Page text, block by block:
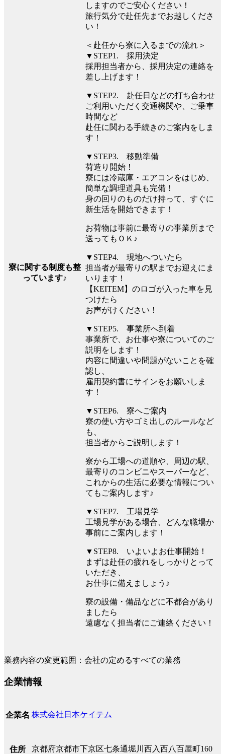
寮に関する制度も整
っています♪
しますのでご安心ください！
旅行気分で赴任先までお越しくださ
い！
＜赴任から寮に入るまでの流れ＞
▼STEP1. 採用決定
採用担当者から、採用決定の連絡を
差し上げます！
▼STEP2. 赴任日などの打ち合わせ
ご利用いただく交通機関や、ご乗車
時間など
赴任に関わる手続きのご案内をしま
す！
▼STEP3. 移動準備
荷造り開始！
寮には冷蔵庫・エアコンをはじめ、
簡単な調理道具も完備！
身の回りのものだけ持って、すぐに
新生活を開始できます！
お荷物は事前に最寄りの事業所まで
送ってもＯＫ♪
▼STEP4. 現地へついたら
担当者が最寄りの駅までお迎えにま
いります！
【KEITEM】のロゴが入った車を見
つけたら
お声がけください！
▼STEP5. 事業所へ到着
事業所で、お仕事や寮についてのご
説明をします！
内容に間違いや問題がないことを確
認し、
雇用契約書にサインをお願いしま
す！
▼STEP6. 寮へご案内
寮の使い方やゴミ出しのルールなど
も、
担当者からご説明します！
寮から工場への道順や、周辺の駅、
最寄りのコンビニやスーパーなど、
これからの生活に必要な情報につい
てもご案内します♪
▼STEP7. 工場見学
工場見学がある場合、どんな職場か
事前にご案内します！
▼STEP8. いよいよお仕事開始！
まずは赴任の疲れをしっかりとって
いただき、
お仕事に備えましょう♪
寮の設備・備品などに不都合があり
ましたら
遠慮なく担当者にご連絡ください！
業務内容の変更範囲：会社の定めるすべての業務
企業情報
企業名 株式会社日本ケイテム
住所 京都府京都市下京区七条通堀川西入西八百屋町160